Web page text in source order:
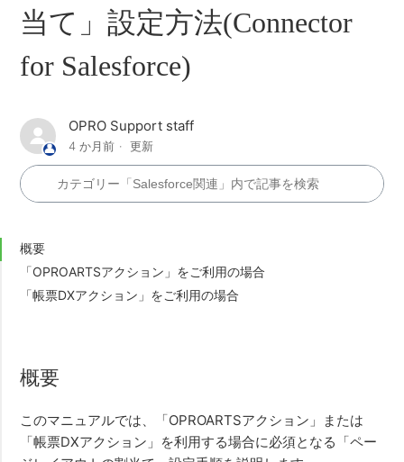
【基礎編PDF帳票】OPROARTSハンズオンセミナー【動
画】
【TECH COLUMN】帳票のファイル名を動的に変更する
現在使用している帳票の設定を特定したい(Connector
for Salesforce)
OPROARTSアクションの設定方法(Connector for
Salesforce)
【OPROARTS Connector v2】OPROARTSアクションの
設定方法(Connector for Salesforce)
Salesforceモバイルアプリから帳票出力をする際の
「ページレイアウトの割り当て」設定方法(Connector
当て」設定方法(Connector
for Salesforce)
OPRO Support staff
4 か月前 更新
概要
「OPROARTSアクション」をご利用の場合
「帳票DXアクション」をご利用の場合
概要
このマニュアルでは、「OPROARTSアクション」または
「帳票DXアクション」を利用する場合に必須となる「ペー